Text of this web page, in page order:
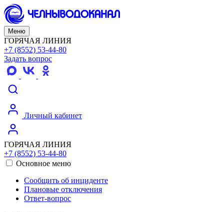
Меню
ГОРЯЧАЯ ЛИНИЯ
+7 (8552) 53-44-80
Задать вопрос
Личный кабинет
ГОРЯЧАЯ ЛИНИЯ
+7 (8552) 53-44-80
Основное меню
Сообщить об инциденте
Плановые отключения
Ответ-вопрос